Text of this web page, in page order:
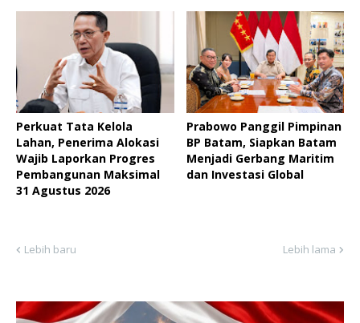
Perkuat Tata Kelola
Lahan, Penerima Alokasi
Wajib Laporkan Progres
Pembangunan Maksimal
31 Agustus 2026
Prabowo Panggil Pimpinan
BP Batam, Siapkan Batam
Menjadi Gerbang Maritim
dan Investasi Global
Lebih baru Lebih lama